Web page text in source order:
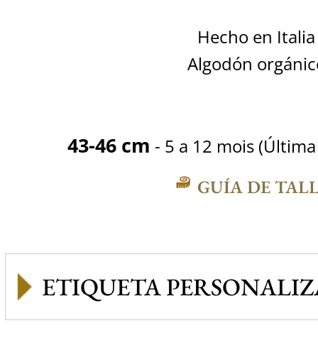
Hecho en Italia
Algodón
43-46 cm - 5 a 12 mois
GUÍA DE
ETIQUETA